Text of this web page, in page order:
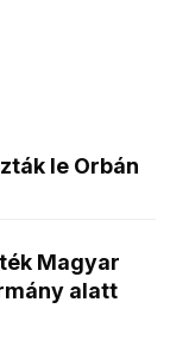
le Orbán
Magyar
alatt